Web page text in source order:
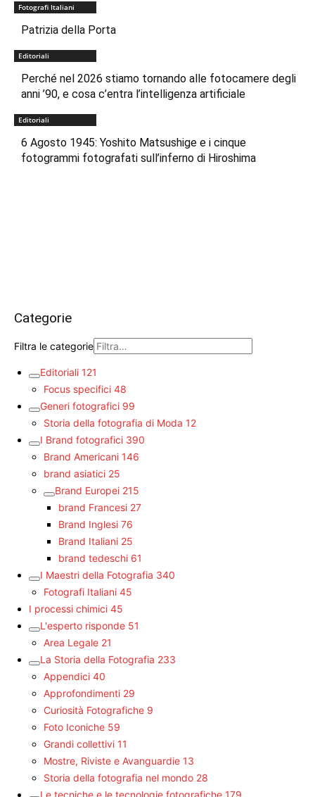
Fotografi Italiani
Patrizia della Porta
Editoriali
Perché nel 2026 stiamo tornando alle fotocamere degli
anni ’90, e cosa c’entra l’intelligenza artificiale
Editoriali
6 Agosto 1945: Yoshito Matsushige e i cinque
fotogrammi fotografati sull’inferno di Hiroshima
Categorie
Filtra le categorie
Editoriali 121
Focus specifici 48
Generi fotografici 99
Storia della fotografia di Moda 12
I Brand fotografici 390
Brand Americani 146
brand asiatici 25
Brand Europei 215
brand Francesi 27
Brand Inglesi 76
Brand Italiani 25
brand tedeschi 61
I Maestri della Fotografia 340
Fotografi Italiani 45
I processi chimici 45
L'esperto risponde 51
Area Legale 21
La Storia della Fotografia 233
Appendici 40
Approfondimenti 29
Curiosità Fotografiche 9
Foto Iconiche 59
Grandi collettivi 11
Mostre, Riviste e Avanguardie 13
Storia della fotografia nel mondo 28
Le tecniche e le tecnologie fotografiche 179